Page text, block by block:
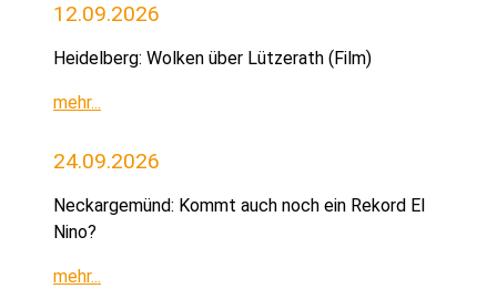
12.09.2026
Heidelberg: Wolken über Lützerath (Film)
mehr...
24.09.2026
Neckargemünd: Kommt auch noch ein Rekord El
Nino?
mehr...